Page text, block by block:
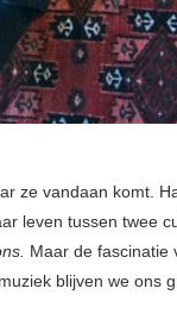
ze vandaan komt.
leven tussen twee
Maar de fascinatie
blijven we ons